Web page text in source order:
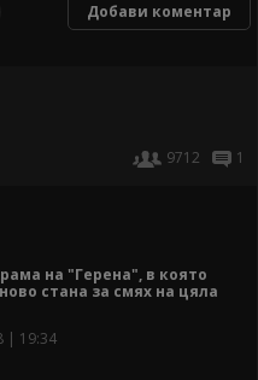
Добави коментар
9712
1
на "Герена", в която
стана за смях на цяла
| 19:34